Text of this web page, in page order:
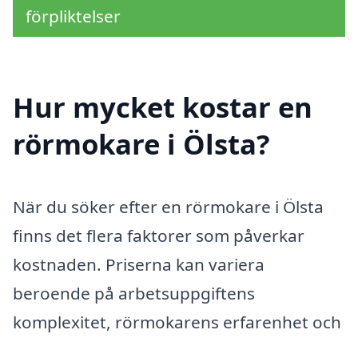
förpliktelser
Hur mycket kostar en
rörmokare i Ölsta?
När du söker efter en rörmokare i Ölsta
finns det flera faktorer som påverkar
kostnaden. Priserna kan variera
beroende på arbetsuppgiftens
komplexitet, rörmokarens erfarenhet och